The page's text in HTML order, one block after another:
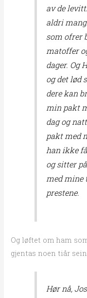
av de
aldri
som ofrer
matoffer
dager. Og
og det lød
dere kan
min pakt
dag og
pakt med
han ikke
og sitter
med mine
prestene.
Og løftet om ham
gjentas noen tiår
Hør nå,